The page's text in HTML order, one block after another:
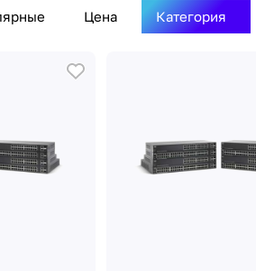
Цена Категория